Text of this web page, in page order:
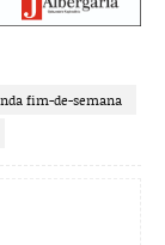
fim-de-semana